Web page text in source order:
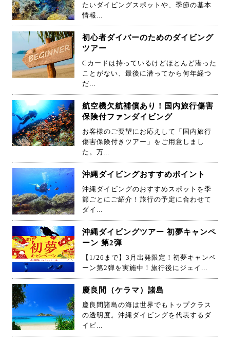
たいダイビングスポットや、季節の基本
情報...
初心者ダイバーのためのダイビング
ツアー
Cカードは持っているけどほとんど潜った
ことがない、最後に潜ってから何年経つ
だ...
航空機欠航補償あり！国内旅行傷害
保険付ファンダイビング
お客様のご要望にお応えして「国内旅行
傷害保険付きツアー」をご用意しまし
た。万...
沖縄ダイビングおすすめポイント
沖縄ダイビングのおすすめスポットを季
節ごとにご紹介！旅行の予定に合わせて
ダイ...
沖縄ダイビングツアー 初夢キャンペ
ーン 第2弾
【1/26まで】3月出発限定！初夢キャンペ
ーン第2弾を実施中！旅行後にジェイ...
慶良間（ケラマ）諸島
慶良間諸島の海は世界でもトップクラス
の透明度。沖縄ダイビングを代表するダ
イビ...